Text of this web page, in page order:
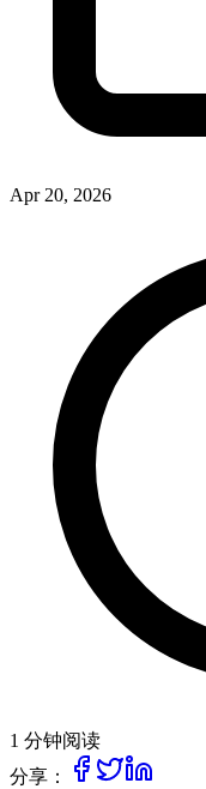
Apr 20, 2026
1 分钟阅读
分享：